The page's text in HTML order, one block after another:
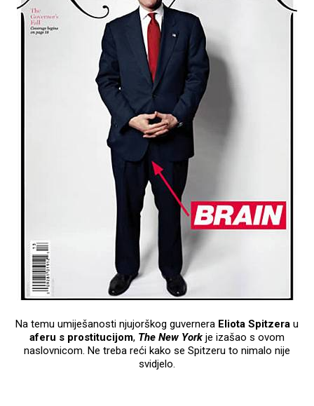
Na temu umiješanosti njujorškog guvernera Eliota Spitzera u
aferu s prostitucijom, The New York je izašao s ovom
naslovnicom. Ne treba reći kako se Spitzeru to nimalo nije
svidjelo.